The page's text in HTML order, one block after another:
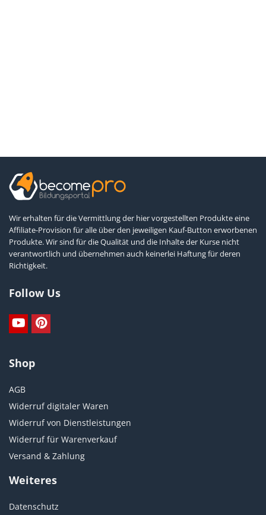
Wir erhalten für die Vermittlung der hier vorgestellten Produkte eine
Affiliate-Provision für alle über den jeweiligen Kauf-Button erworbenen
Produkte. Wir sind für die Qualität und die Inhalte der Kurse nicht
verantwortlich und übernehmen auch keinerlei Haftung für deren
Richtigkeit.
Follow Us
Shop
AGB
Widerruf digitaler Waren
Widerruf von Dienstleistungen
Widerruf für Warenverkauf
Versand & Zahlung
Weiteres
Datenschutz